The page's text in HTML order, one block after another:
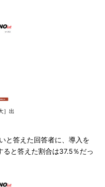
］出
と答えた回答者に、導入を
と答えた割合は37.5％だっ